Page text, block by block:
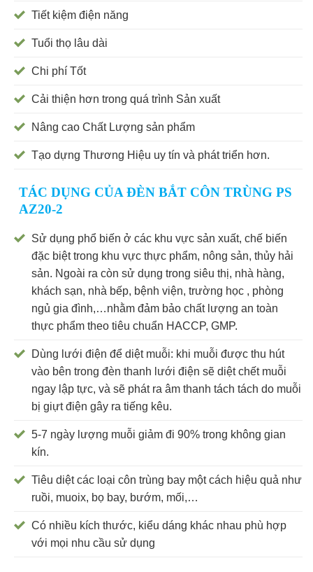
Tiết kiệm điện năng
Tuổi thọ lâu dài
Chi phí Tốt
Cải thiện hơn trong quá trình Sản xuất
Nâng cao Chất Lượng sản phẩm
Tạo dựng Thương Hiệu uy tín và phát triển hơn.
TÁC DỤNG CỦA ĐÈN BẮT CÔN TRÙNG PS
AZ20-2
Sử dụng phổ biến ở các khu vực sản xuất, chế biến
đặc biệt trong khu vực thực phẩm, nông sản, thủy hải
sản. Ngoài ra còn sử dụng trong siêu thị, nhà hàng,
khách sạn, nhà bếp, bệnh viện, trường học , phòng
ngủ gia đình,…nhằm đảm bảo chất lượng an toàn
thực phẩm theo tiêu chuẩn HACCP, GMP.
Dùng lưới điện để diệt muỗi: khi muỗi được thu hút
vào bên trong đèn thanh lưới điện sẽ diệt chết muỗi
ngay lập tực, và sẽ phát ra âm thanh tách tách do muỗi
bị giựt điện gây ra tiếng kêu.
5-7 ngày lượng muỗi giảm đi 90% trong không gian
kín.
Tiêu diệt các loại côn trùng bay một cách hiệu quả như
ruồi, muoix, bọ bay, bướm, mối,…
Có nhiều kích thước, kiểu dáng khác nhau phù hợp
với mọi nhu cầu sử dụng